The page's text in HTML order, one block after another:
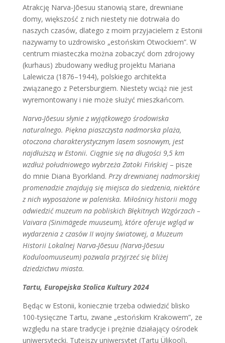
Atrakcję Narva-Jõesuu stanowią stare, drewniane
domy, większość z nich niestety nie dotrwała do
naszych czasów, dlatego z moim przyjacielem z Estonii
nazywamy to uzdrowisko „estońskim Otwockiem”. W
centrum miasteczka można zobaczyć dom zdrojowy
(kurhaus) zbudowany według projektu Mariana
Lalewicza (1876–1944), polskiego architekta
związanego z Petersburgiem. Niestety wciąż nie jest
wyremontowany i nie może służyć mieszkańcom.
Narva-Jõesuu słynie z wyjątkowego środowiska
naturalnego. Piękna piaszczysta nadmorska plaża,
otoczona charakterystycznym lasem sosnowym, jest
najdłuższą w Estonii. Ciągnie się na długości 9,5 km
wzdłuż południowego wybrzeża Zatoki Fińskiej– pisze
do mnie Diana Byorkland. Przy drewnianej nadmorskiej
promenadzie znajdują się miejsca do siedzenia, niektóre
z nich wyposażone w paleniska. Miłośnicy historii mogą
odwiedzić muzeum na pobliskich Błękitnych Wzgórzach –
Vaivara (Sinimägede muuseum), które oferuje wgląd w
wydarzenia z czasów II wojny światowej, a Muzeum
Historii Lokalnej Narva-Jõesuu (Narva-Jõesuu
Koduloomuuseum) pozwala przyjrzeć się bliżej
dziedzictwu miasta.
Tartu, Europejska Stolica Kultury 2024
Będąc w Estonii, koniecznie trzeba odwiedzić blisko
100-tysięczne Tartu, zwane „estońskim Krakowem”, ze
względu na stare tradycje i prężnie działający ośrodek
uniwersytecki. Tutejszy uniwersytet (Tartu Ülikool),